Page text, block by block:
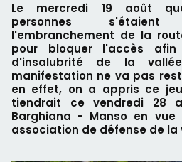
Le mercredi 19 août
personnes
l'embranchement de la
pour bloquer l'accès
d'insalubrité de la
manifestation ne va pas
en effet, on a appris ce
tiendrait ce vendredi 28
Barghiana - Manso en
association de défense de la